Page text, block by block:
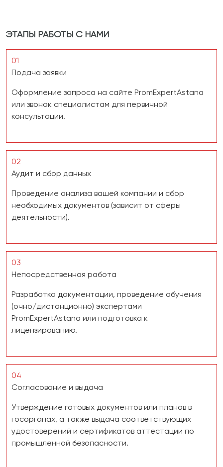
ЭТАПЫ РАБОТЫ С НАМИ
01
Подача заявки
Оформление запроса на сайте PromExpertAstana
или звонок специалистам для первичной
консультации.
02
Аудит и сбор данных
Проведение анализа вашей компании и сбор
необходимых документов (зависит от сферы
деятельности).
03
Непосредственная работа
Разработка документации, проведение обучения
(очно/дистанционно) экспертами
PromExpertAstana или подготовка к
лицензированию.
04
Согласование и выдача
Утверждение готовых документов или планов в
госорганах, а также выдача соответствующих
удостоверений и сертификатов аттестации по
промышленной безопасности.